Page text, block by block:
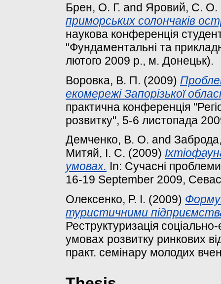
Брен, О. Г. and Яровий, С. О.
приморських солончаків
наукова конференція
"Фундаментальні та
лютого 2009 р., м. Донецьк).
Воровка, В. П. (2009)
екомережі Запорізької
практична конференція
розвитку", 5-6 листопада
Демченко, В. О. and
Митяй, I. С. (2009)
умовах. In: Сучасні проблеми
16-19 September 2009,
Олексенко, Р. І. (2009)
туристичними
Реструктуризація
умовах розвитку ринкових
практ. семінару молодих